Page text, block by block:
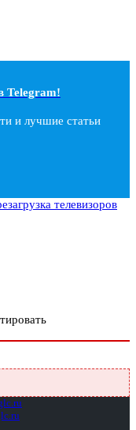
Telegram!
и лучшие статьи
телевизоров